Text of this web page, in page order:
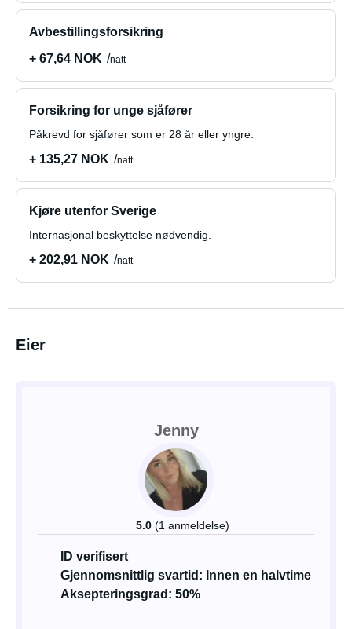
Avbestillingsforsikring
+ 67,64 NOK
natt
Forsikring for unge sjåfører
Påkrevd for sjåfører som er 28 år eller yngre.
+ 135,27 NOK natt
Kjøre utenfor Sverige
Internasjonal beskyttelse nødvendig.
+ 202,91 NOK natt
Eier
Jenny
5.0 (1 anmeldelse)
ID verifisert
Gjennomsnittlig svartid: Innen en halvtime
Aksepteringsgrad: 50%